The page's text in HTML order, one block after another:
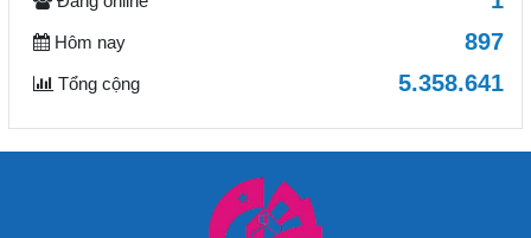
Hôm nay 897
Tổng cộng 5.358.641